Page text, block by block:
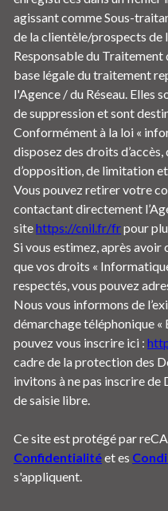
agissant comme Sous-
de la clientèle/prospects de
Responsable du Traitement
base légale du traitement
l'Agence / du Réseau. Elles
de suppression et sont
Conformément à la loi «
disposez des droits
d’opposition, de limitation
Vous pouvez retirer votre
contactant directement
sitehttps://cnil.fr/frpour
Si vous estimez, après avoir
que vos droits «
respectés, vous pouvez
Nous vous informons de
démarchage téléphonique «
pouvez vous inscrire ici :
cadre de la protection des
invitons à ne pas inscrire de
de saisie libre.
Ce site est protégé par
Confidentialitéet es
s'appliquent.